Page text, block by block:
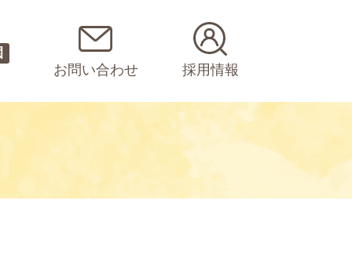
お問い合わせ 採用情報